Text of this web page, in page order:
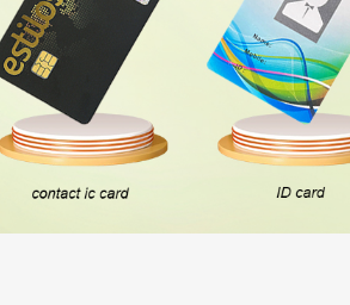
আরএফআইডি সাদা লেবেল/স্টিকার
বিশেষ আরএফআইডি